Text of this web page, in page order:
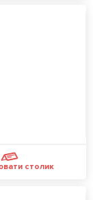
столик